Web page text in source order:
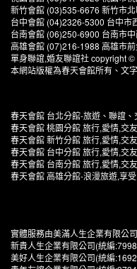
新竹會館 (03)535-6676 新竹市
台中會館 (04)2326-5300 台中市
台南會館 (06)250-6900 台南市
高雄會館 (07)216-1988 高雄市
單身聯誼,婚友聯誼社 copyright ©
本網站版權為春天會館所有、文
春天會館 台北分館-旅遊、聯誼、
春天會館 桃園分館 旅行,愛情,交
春天會館 新竹分館 旅行,愛情,交
春天會館 台中分館 旅行,愛情,交
春天會館 台南分館 旅行,愛情,交
春天會館 高雄分館-浪漫旅遊,享
實體服務由美滿人生企業有限公
新貴人生企業有限公司(統編
美好人生企業有限公司(統編